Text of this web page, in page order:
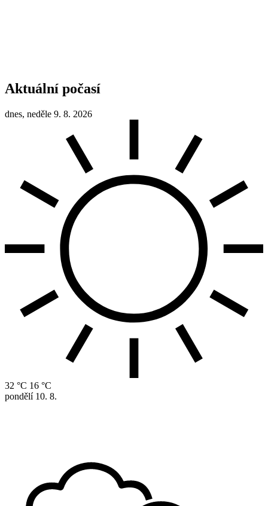
Aktuální počasí
dnes, neděle 9. 8. 2026
32 °C 16 °C
pondělí 10. 8.